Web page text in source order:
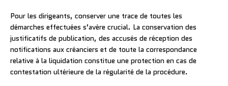
Pour les dirigeants, conserver une trace de toutes les
démarches effectuées s’avère crucial. La conservation des
justificatifs de publication, des accusés de réception des
notifications aux créanciers et de toute la correspondance
relative à la liquidation constitue une protection en cas de
contestation ultérieure de la régularité de la procédure.